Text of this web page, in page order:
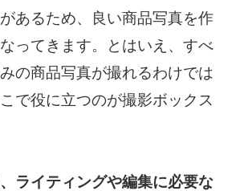
あるため、良い商品写真を作
ってきます。とはいえ、すべ
の商品写真が撮れるわけでは
で役に立つのが撮影ボックス
ライティングや編集に必要な